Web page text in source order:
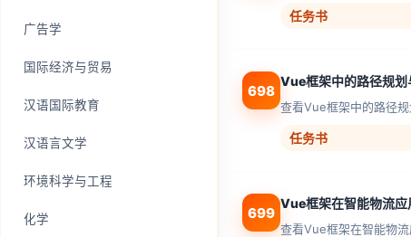
广告学
国际经济与贸易
汉语国际教育
汉语言文学
环境科学与工程
化学
任务书
698
Vue框架中的路径规划
查看Vue框架中的路径
任务书
699
Vue框架在智能物流
查看Vue框架在智能物